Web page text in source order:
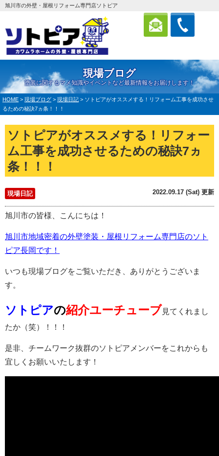
旭川市の外壁・屋根リフォーム専門店ソトピア
現場ブログ
塗装に関するマメ知識やイベントなど最新情報をお届けします！
HOME > 現場ブログ > 現場日記 > ソトピアがオススメする！リフォーム工事を成功させ
るための秘訣7ヵ条！！！
ソトピアがオススメする！リフォー
ム工事を成功させるための秘訣7ヵ
条！！！
現場日記 2022.09.17 (Sat) 更新
旭川市の皆様、こんにちは！
旭川市地域密着の外壁塗装・屋根リフォーム専門店のソト
ピア長岡です！
いつも現場ブログをご覧いただき、ありがとうございま
す。
ソトピアの紹介ユーチューブ見てくれまし
たか（笑）！！！
是非、チームワーク抜群のソトピアメンバーをこれからも
宜しくお願いいたします！